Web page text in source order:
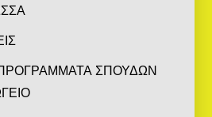
ΣΠΟΥΔΩΝ